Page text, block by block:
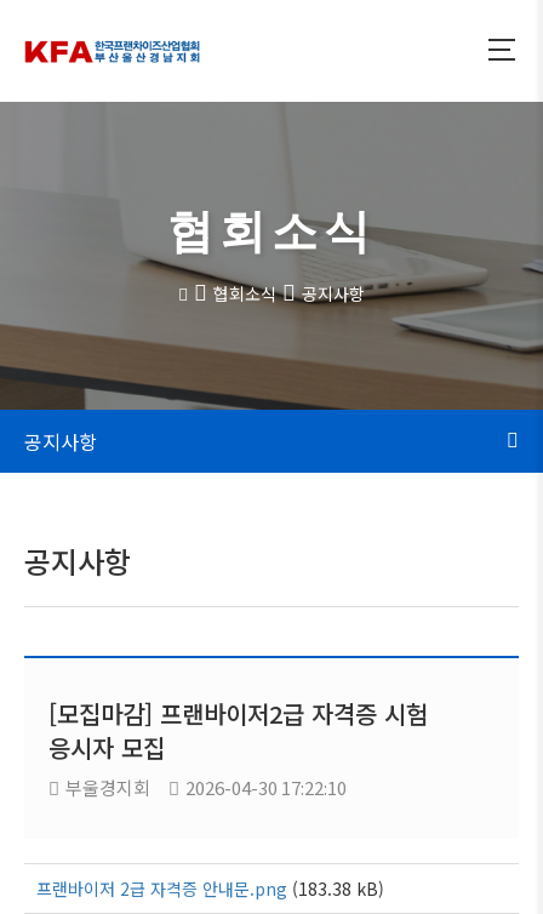
협회소식
협회소식 공지사항
공지사항
공지사항
[모집마감] 프랜바이저2급 자격증 시험
응시자 모집
부울경지회 2026-04-30 17:22:10
프랜바이저 2급 자격증 안내문.png (183.38 kB)